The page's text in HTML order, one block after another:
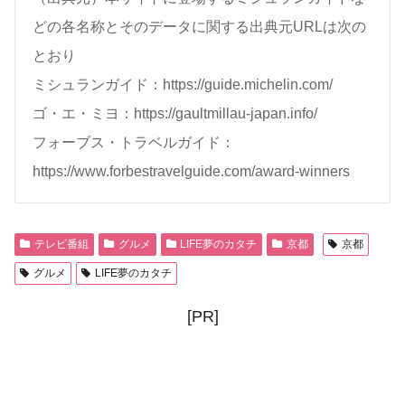
どの各名称とそのデータに関する出典元URLは次の
とおり
ミシュランガイド：https://guide.michelin.com/
ゴ・エ・ミヨ：https://gaultmillau-japan.info/
フォーブス・トラベルガイド：
https://www.forbestravelguide.com/award-winners
テレビ番組 グルメ LIFE夢のカタチ 京都 京都
グルメ LIFE夢のカタチ
[PR]